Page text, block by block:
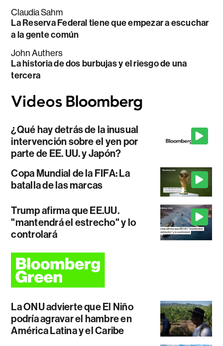
Claudia Sahm
La Reserva Federal tiene que empezar a escuchar
a la gente común
John Authers
La historia de dos burbujas y el riesgo de una
tercera
¿Qué hay detrás de la inusual
intervención sobre el yen por
parte de EE. UU. y Japón?
Copa Mundial de la FIFA: La
batalla de las marcas
Trump afirma que EE.UU.
"mantendrá el estrecho" y lo
controlará
La ONU advierte que El Niño
podría agravar el hambre en
América Latina y el Caribe